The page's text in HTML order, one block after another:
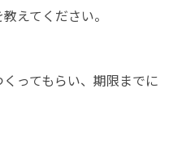
えてください。
ってもらい、期限までに